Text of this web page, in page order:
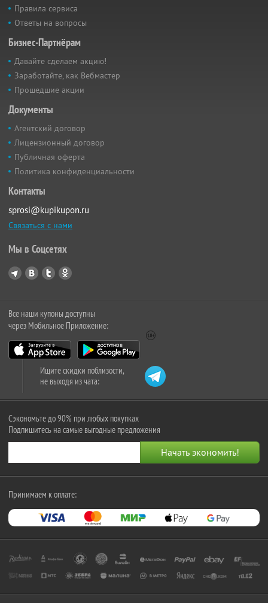
Правила сервиса
Ответы на вопросы
Бизнес-Партнёрам
Давайте сделаем акцию!
Заработайте, как Вебмастер
Прошедшие акции
Документы
Агентский договор
Лицензионный договор
Публичная оферта
Политика конфиденциальности
Контакты
sprosi@kupikupon.ru
Связаться с нами
Мы в Соцсетях
Все наши купоны доступны
через Мобильное Приложение:
Ищите скидки поблизости,
не выходя из чата:
Сэкономьте до 90% при любых покупках
Подпишитесь на самые выгодные предложения
Принимаем к оплате: